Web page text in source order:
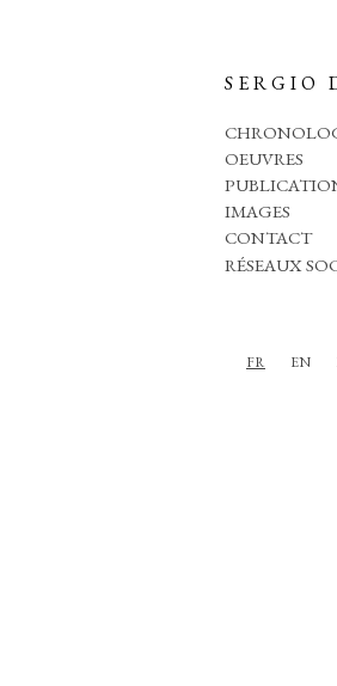
SERGIO
OEUVRES
IMAGES
CONTACT
RÉSEAUX
FR EN